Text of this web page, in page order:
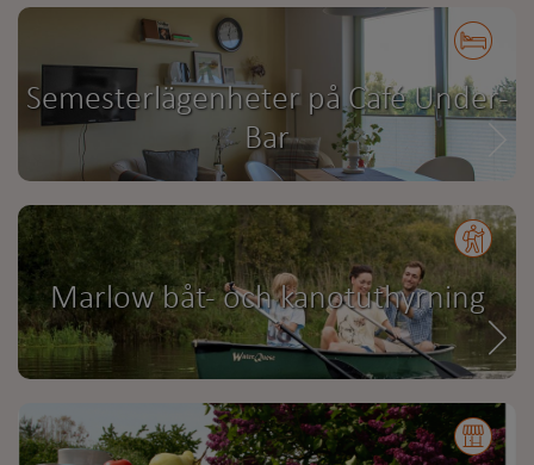
Semesterlägenheter på Café Under-
Bar
Marlow båt- och kanotuthyrning